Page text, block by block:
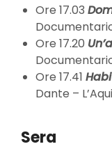
Ore 17.03
Ore 17.20
Ore 17.41
Dante –
Sera